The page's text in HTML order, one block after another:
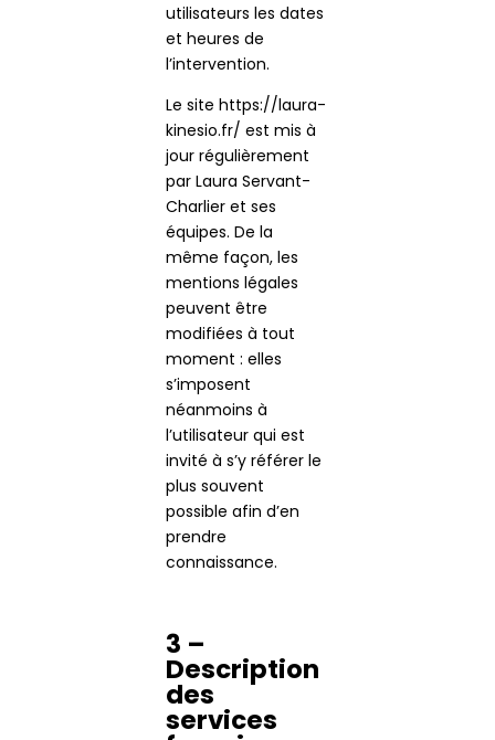
utilisateurs les dates
et heures de
l’intervention.
Le site https://laura-
kinesio.fr/ est mis à
jour régulièrement
par Laura Servant-
Charlier et ses
équipes. De la
même façon, les
mentions légales
peuvent être
modifiées à tout
moment : elles
s’imposent
néanmoins à
l’utilisateur qui est
invité à s’y référer le
plus souvent
possible afin d’en
prendre
connaissance.
3 –
Description
des
services